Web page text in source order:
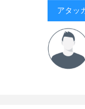
アタッ